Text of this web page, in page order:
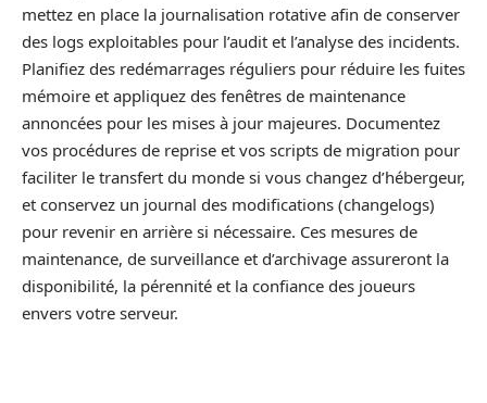
mettez en place la journalisation rotative afin de conserver
des logs exploitables pour l’audit et l’analyse des incidents.
Planifiez des redémarrages réguliers pour réduire les fuites
mémoire et appliquez des fenêtres de maintenance
annoncées pour les mises à jour majeures. Documentez
vos procédures de reprise et vos scripts de migration pour
faciliter le transfert du monde si vous changez d’hébergeur,
et conservez un journal des modifications (changelogs)
pour revenir en arrière si nécessaire. Ces mesures de
maintenance, de surveillance et d’archivage assureront la
disponibilité, la pérennité et la confiance des joueurs
envers votre serveur.